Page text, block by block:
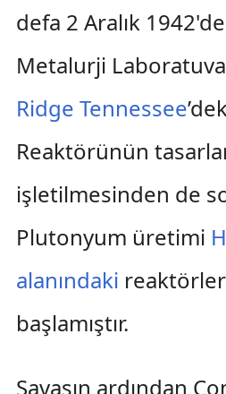
defa 2 Aralık 1942'de
Metalurji
Ridge Tennessee
Reaktörünün
işletilmesinden de
Plutonyum üretimi
alanındaki
başlamıştır.
Savaşın ardından